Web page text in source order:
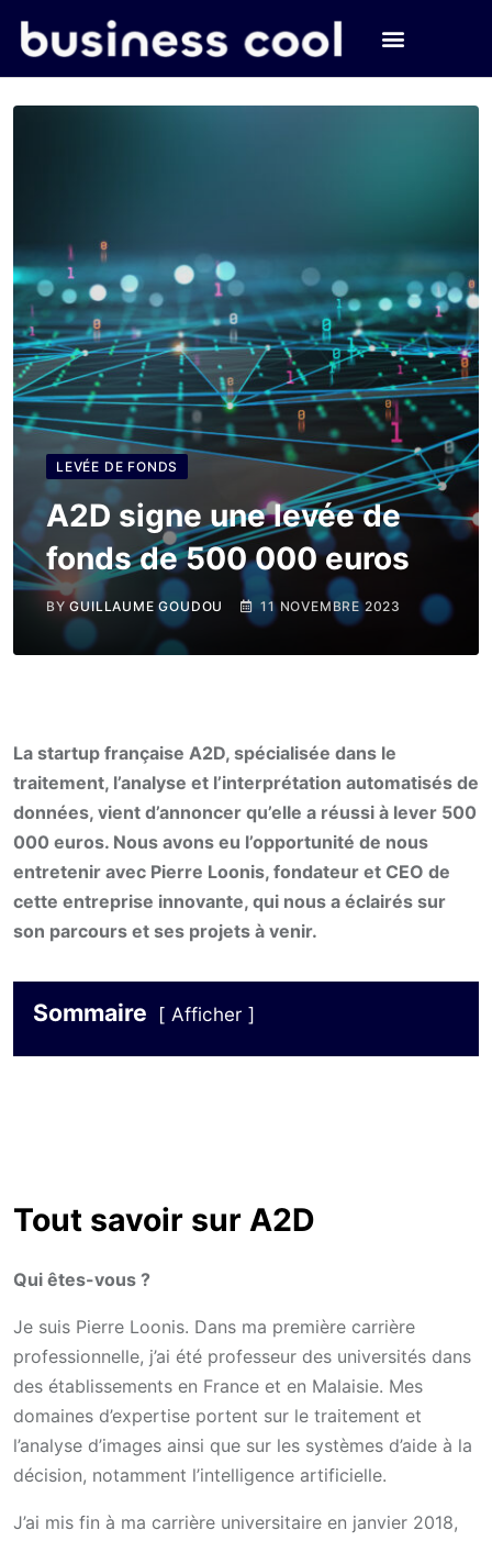
LEVÉE DE FONDS
A2D signe une levée de
fonds de 500 000 euros
BYGUILLAUME GOUDOU 11 NOVEMBRE 2023
La startup française A2D, spécialisée dans le
traitement, l’analyse et l’interprétation automatisés de
données, vient d’annoncer qu’elle a réussi à lever 500
000 euros. Nous avons eu l’opportunité de nous
entretenir avec Pierre Loonis, fondateur et CEO de
cette entreprise innovante, qui nous a éclairés sur
son parcours et ses projets à venir.
Sommaire Afficher
Tout savoir sur A2D
Qui êtes-vous ?
Je suis Pierre Loonis. Dans ma première carrière
professionnelle, j’ai été professeur des universités dans
des établissements en France et en Malaisie. Mes
domaines d’expertise portent sur le traitement et
l’analyse d’images ainsi que sur les systèmes d’aide à la
décision, notamment l’intelligence artificielle.
J’ai mis fin à ma carrière universitaire en janvier 2018,